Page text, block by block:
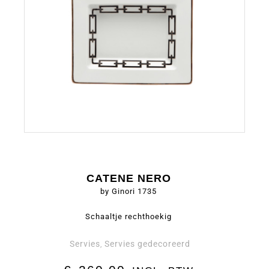
CATENE NERO
by Ginori 1735
Schaaltje rechthoekig
Servies, Servies gedecoreerd